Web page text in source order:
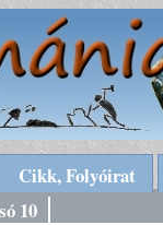
Cikk, Folyóirat
10